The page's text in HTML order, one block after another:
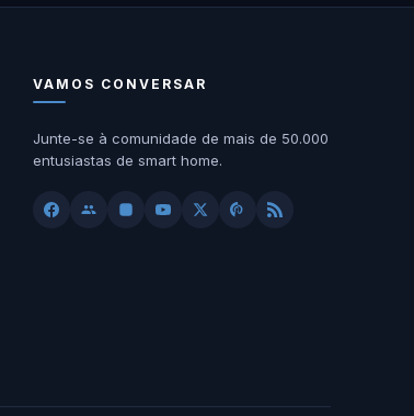
VAMOS CONVERSAR
Junte-se à comunidade de mais de 50.000
entusiastas de smart home.